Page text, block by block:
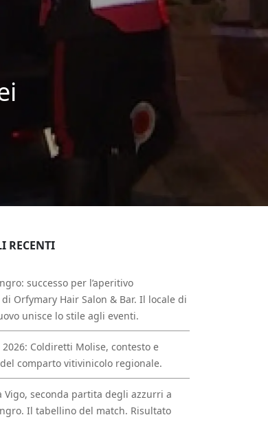
RECENTI
successo per l’aperitivo
Orfymary Hair Salon & Bar. Il locale di
unisce lo stile agli eventi.
Coldiretti Molise, contesto e
comparto vitivinicolo regionale.
Vigo, seconda partita degli azzurri a
Il tabellino del match. Risultato